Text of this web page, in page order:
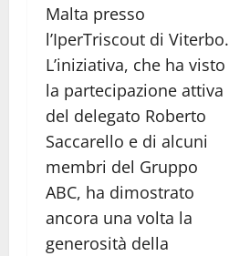
Malta presso
l’IperTriscout di Viterbo.
L’iniziativa, che ha visto
la partecipazione attiva
del delegato Roberto
Saccarello e di alcuni
membri del Gruppo
ABC, ha dimostrato
ancora una volta la
generosità della